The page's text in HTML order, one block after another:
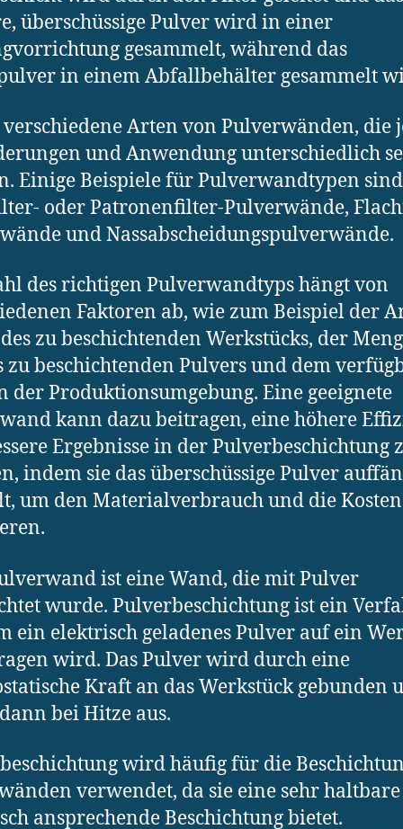
überschüssige Pulver wird in einer
gesammelt, während das
in einem Abfallbehälter gesammelt
verschiedene Arten von Pulverwänden, die
und Anwendung unterschiedlich
Einige Beispiele für Pulverwandtypen sind
oder Patronenfilter-Pulverwände,
und Nassabscheidungspulverwände.
des richtigen Pulverwandtyps hängt von
Faktoren ab, wie zum Beispiel der
zu beschichtenden Werkstücks, der
zu beschichtenden Pulvers und dem
der Produktionsumgebung. Eine geeignete
kann dazu beitragen, eine höhere
Ergebnisse in der Pulverbeschichtung
indem sie das überschüssige Pulver
um den Materialverbrauch und die
ist eine Wand, die mit Pulver
wurde. Pulverbeschichtung ist ein
ein elektrisch geladenes Pulver auf ein
wird. Das Pulver wird durch eine
Kraft an das Werkstück gebunden
bei Hitze aus.
wird häufig für die
verwendet, da sie eine sehr
ansprechende Beschichtung bietet.